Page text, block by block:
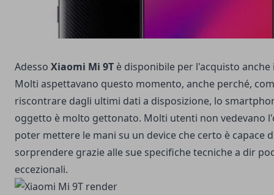
Adesso Xiaomi Mi 9T è disponibile per l'acquisto anche
Molti aspettavano questo momento, anche perché,
riscontrare dagli ultimi dati a disposizione, lo
oggetto è molto gettonato. Molti utenti non vedevano
poter mettere le mani su un device che certo è capace
sorprendere grazie alle sue specifiche tecniche a dir
eccezionali.